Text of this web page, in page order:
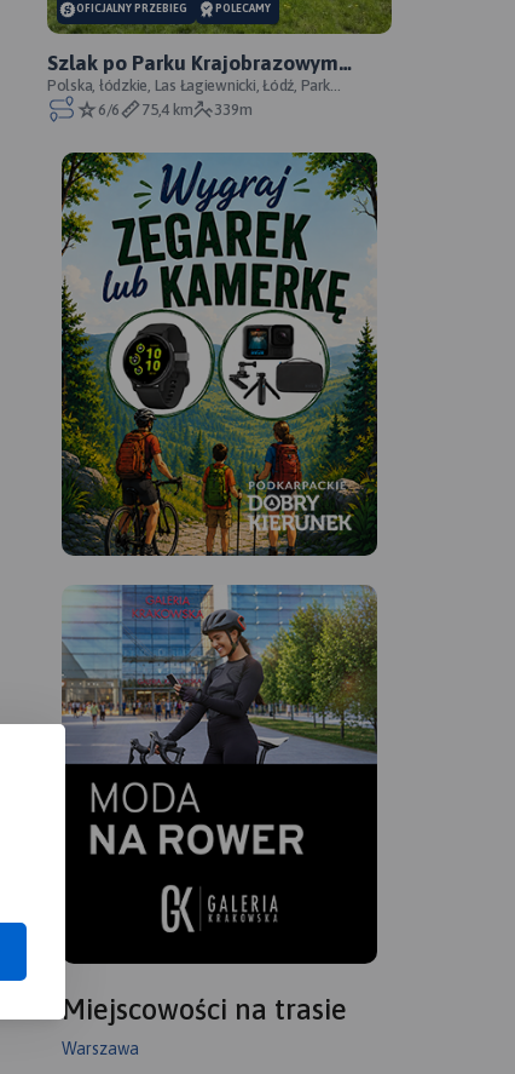
OFICJALNY PRZEBIEG POLECAMY
Szlak po Parku Krajobrazowym
Wzniesień Łódzkich - oficjalny
przebieg
Polska, łódzkie, Las Łagiewnicki, Łódź, Park
Krajobrazowy Wzniesień Łódzkich
6/6 75,4 km 339m
Miejscowości na trasie
Warszawa